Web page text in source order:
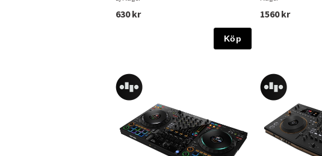
630 kr
Köp
1560 kr